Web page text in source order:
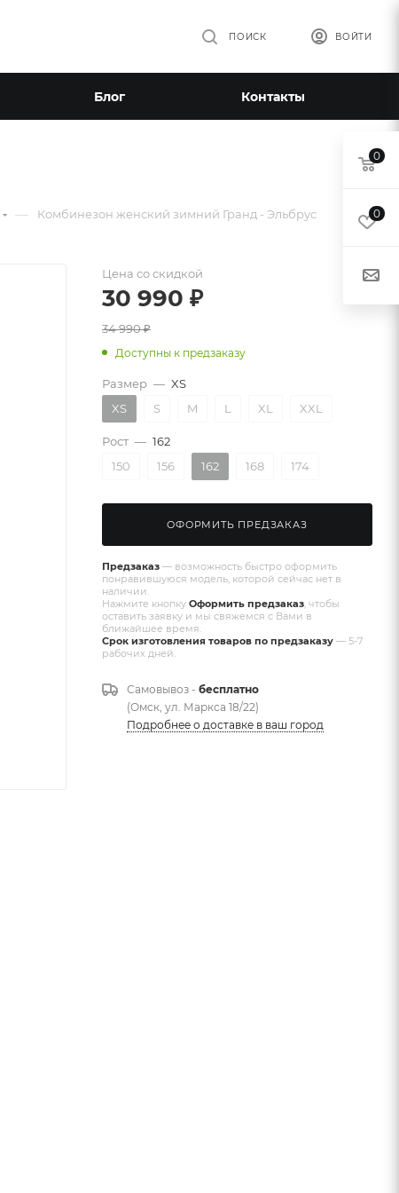
ВОЙТИ
ПОИСК
Блог Контакты
— Комбинезон женский зимний Гранд - Эльбрус
Цена со скидкой
30 990 ₽
34 990₽
Доступны к предзаказу
Размер — XS
XS
S M L XL XXL
Рост — 162
150
156 162 168 174
ОФОРМИТЬ ПРЕДЗАКАЗ
Предзаказ — возможность быстро оформить
понравившуюся модель, которой сейчас нет в
наличии.
Нажмите кнопку Оформить предзаказ , чтобы
оставить заявку и мы свяжемся с Вами в
ближайшее время.
Срок изготовления товаров по предзаказу — 5-7
рабочих дней.
Самовывоз - бесплатно
(Омск, ул. Маркса 18/22)
Подробнее о доставке в ваш город
0
0